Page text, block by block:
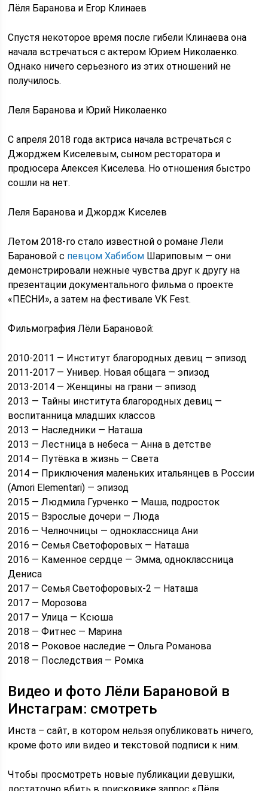
Лёля Баранова и Егор Клинаев
Спустя некоторое время после гибели Клинаева она
начала встречаться с актером Юрием Николаенко.
Однако ничего серьезного из этих отношений не
получилось.
Леля Баранова и Юрий Николаенко
С апреля 2018 года актриса начала встречаться с
Джорджем Киселевым, сыном ресторатора и
продюсера Алексея Киселева. Но отношения быстро
сошли на нет.
Леля Баранова и Джордж Киселев
Летом 2018-го стало известной о романе Лели
Барановой с певцом Хабибом Шариповым — они
демонстрировали нежные чувства друг к другу на
презентации документального фильма о проекте
«ПЕСНИ», а затем на фестивале VK Fest.
Фильмография Лёли Барановой:
2010-2011 — Институт благородных девиц — эпизод
2011-2017 — Универ. Новая общага — эпизод
2013-2014 — Женщины на грани — эпизод
2013 — Тайны института благородных девиц —
воспитанница младших классов
2013 — Наследники — Наташа
2013 — Лестница в небеса — Анна в детстве
2014 — Путёвка в жизнь — Света
2014 — Приключения маленьких итальянцев в России
(Amori Elementari) — эпизод
2015 — Людмила Гурченко — Маша, подросток
2015 — Взрослые дочери — Люда
2016 — Челночницы — одноклассница Ани
2016 — Семья Светофоровых — Наташа
2016 — Каменное сердце — Эмма, одноклассница
Дениса
2017 — Семья Светофоровых-2 — Наташа
2017 — Морозова
2017 — Улица — Ксюша
2018 — Фитнес — Марина
2018 — Роковое наследие — Ольга Романова
2018 — Последствия — Ромка
Видео и фото Лёли Барановой в
Инстаграм: смотреть
Инста – сайт, в котором нельзя опубликовать ничего,
кроме фото или видео и текстовой подписи к ним.
Чтобы просмотреть новые публикации девушки,